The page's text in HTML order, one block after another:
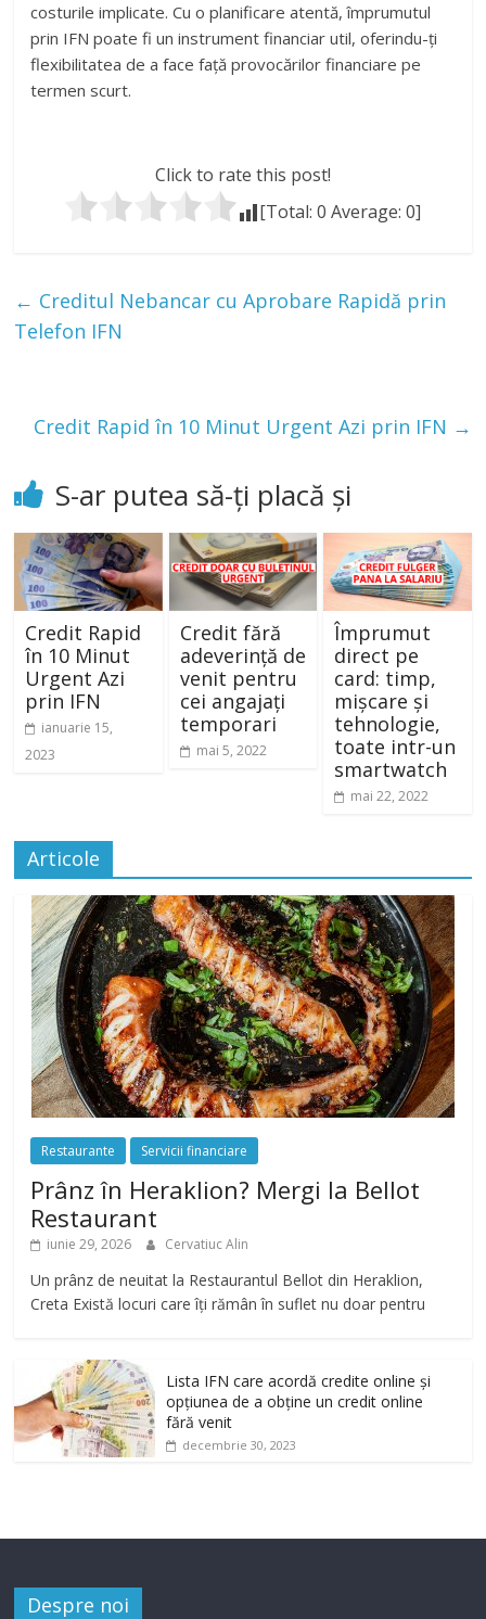
costurile implicate. Cu o planificare atentă, împrumutul
prin IFN poate fi un instrument financiar util, oferindu-ți
flexibilitatea de a face față provocărilor financiare pe
termen scurt.
Click to rate this post!
[Total:0 Average:0]
← Creditul Nebancar cu Aprobare Rapidă prin
Telefon IFN
Credit Rapid în 10 Minut Urgent Azi prin IFN →
S-ar putea să-ți placă și
Credit Rapid
în 10 Minut
Urgent Azi
prin IFN
ianuarie 15,
2023
Credit fără
adeverință de
venit pentru
cei angajați
temporari
mai 5, 2022
Împrumut
direct pe
card: timp,
mișcare și
tehnologie,
toate intr-un
smartwatch
mai 22, 2022
Articole
Restaurante Servicii financiare
Prânz în Heraklion? Mergi la Bellot
Restaurant
iunie 29, 2026 Cervatiuc Alin
Un prânz de neuitat la Restaurantul Bellot din Heraklion,
Creta Există locuri care îți rămân în suflet nu doar pentru
Lista IFN care acordă credite online și
opțiunea de a obține un credit online
fără venit
decembrie 30, 2023
Despre noi